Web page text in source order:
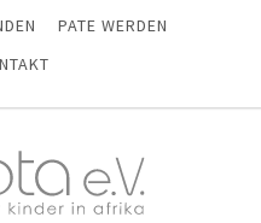
PATE WERDEN